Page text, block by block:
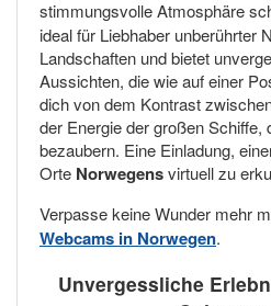
stimmungsvolle Atmosphäre
ideal für Liebhaber unberührter
Landschaften und bietet
Aussichten, die wie auf einer
dich von dem Kontrast
der Energie der großen Schiffe,
bezaubern. Eine Einladung,
Orte Norwegensvirtuell zu
Verpasse keine Wunder mehr
Webcams in Norwegen.
Unvergessliche